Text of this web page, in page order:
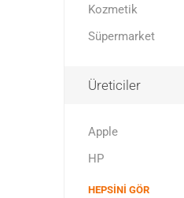
Kozmetik
Süpermarket
Üreticiler
Apple
HP
HEPSINI GÖR